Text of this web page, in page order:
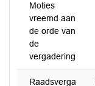
Moties
vreemd aan
de orde van
de
vergadering
Raadsverga